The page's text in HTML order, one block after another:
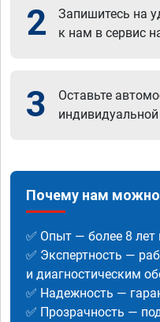
2
Запишитесь на
к нам в сервис
3
Оставьте
Почему нам можно
✅ Опыт — более 8 лет
✅ Экспертность —
и диагностическим
✅ Надежность —
✅ Прозрачность —